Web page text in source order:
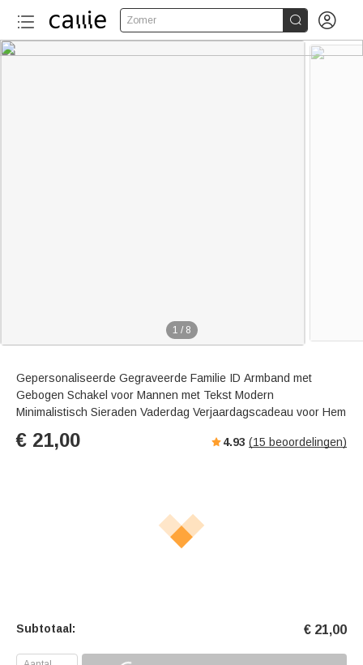
Zomer  
1 / 8
Gepersonaliseerde Gegraveerde Familie ID Armband met
Gebogen Schakel voor Mannen met Tekst Modern
Minimalistisch Sieraden Vaderdag Verjaardagscadeau voor Hem
€ 21,00 4.93 (15 beoordelingen)
Subtotaal: € 21,00